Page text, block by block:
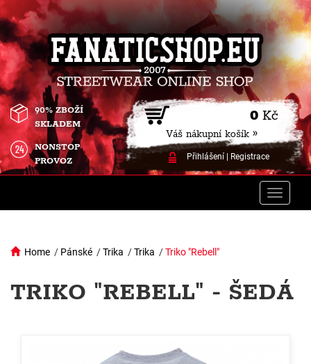
0 Kč
Váš nákupní košík »
Přihlášení| Registrace
90% ZBOŽÍ
SKLADEM
NONSTOP
PROVOZ
Toggle
Home / Pánské /Trika /Trika /Triko "Rebell"
TRIKO "REBELL" - ŠEDÁ